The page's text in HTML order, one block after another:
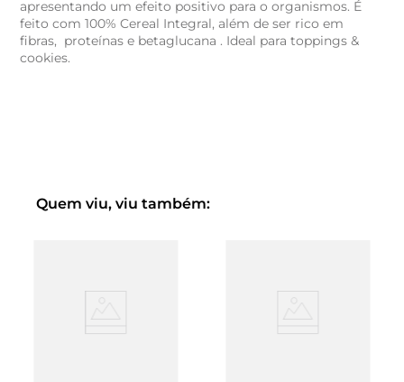
apresentando um efeito positivo para o organismos. É
feito com 100% Cereal Integral, além de ser rico em
fibras, proteínas e betaglucana . Ideal para toppings &
cookies.
Quem viu, viu também: